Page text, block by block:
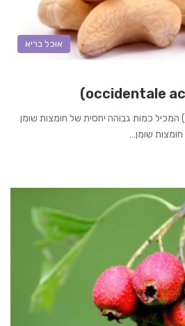
אוכל בריא
אגוזי קשיו עשירים בשומן (46%) המכיל כמות גבוהה יחסית של חומצות שומן